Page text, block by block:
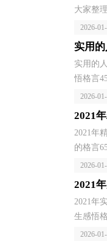
大家整
2026-
实用
实用的
悟格言
2026-
2021
2021年
的格言
2026-
2021
2021年
生感悟
2026-